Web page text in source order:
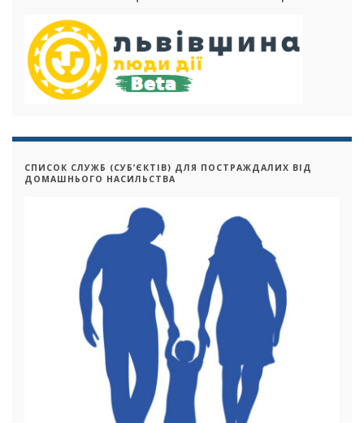
СПИСОК СЛУЖБ (СУБ’ЄКТІВ) ДЛЯ ПОСТРАЖДАЛИХ ВІД
ДОМАШНЬОГО НАСИЛЬСТВА